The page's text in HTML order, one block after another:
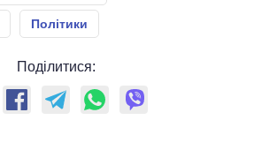
Політики
Поділитися: